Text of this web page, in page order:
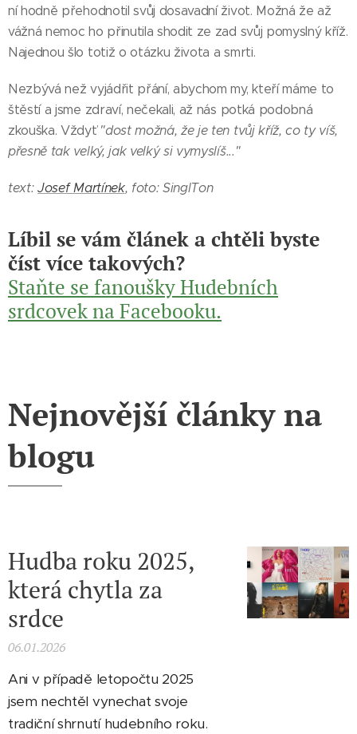
ní hodně přehodnotil svůj dosavadní život. Možná že až
vážná nemoc ho přinutila shodit ze zad svůj pomyslný kříž.
Najednou šlo totiž o otázku života a smrti.
Nezbývá než vyjádřit přání, abychom my, kteří máme to
štěstí a jsme zdraví, nečekali, až nás potká podobná
zkouška. Vždyť "dost možná, že je ten tvůj kříž, co ty víš,
přesně tak velký, jak velký si vymyslíš..."
text:Josef Martínek, foto: SinglTon
Líbil se vám článek a chtěli byste
číst více takových?
Staňte se fanoušky Hudebních
srdcovek na Facebooku.
Nejnovější články na
blogu
Hudba roku 2025,
která chytla za
srdce
06.01.2026
Ani v případě letopočtu 2025
jsem nechtěl vynechat svoje
tradiční shrnutí hudebního roku.